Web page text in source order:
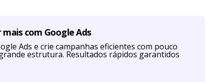
com Google Ads
Ads e crie campanhas eficientes com pouco
estrutura. Resultados rápidos garantidos